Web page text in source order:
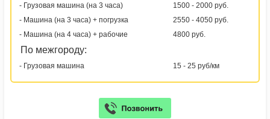
- Грузовая машина (на 3 часа)
1500 - 2000 руб.
- Машина (на 3 часа) + погрузка
2550 - 4050 руб.
- Машина (на 4 часа) + рабочие
4800 руб.
По межгороду:
- Грузовая машина 15 - 25 руб/км